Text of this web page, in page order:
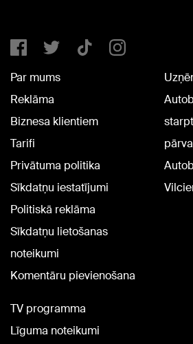
Par mums
Reklāma
Biznesa klientiem
Tarifi
Privātuma politika
Sīkdatņu iestatījumi
Politiskā reklāma
Sīkdatņu lietošanas
noteikumi
Komentāru pievienošana
TV programma
Līguma noteikumi